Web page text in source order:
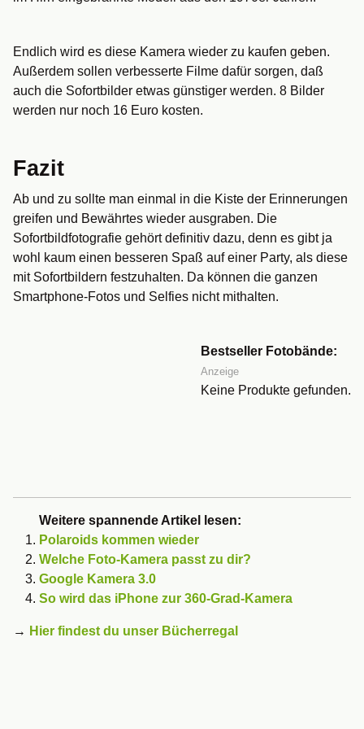
Endlich wird es diese Kamera wieder zu kaufen geben.
Außerdem sollen verbesserte Filme dafür sorgen, daß
auch die Sofortbilder etwas günstiger werden. 8 Bilder
werden nur noch 16 Euro kosten.
Fazit
Ab und zu sollte man einmal in die Kiste der Erinnerungen
greifen und Bewährtes wieder ausgraben. Die
Sofortbildfotografie gehört definitiv dazu, denn es gibt ja
wohl kaum einen besseren Spaß auf einer Party, als diese
mit Sofortbildern festzuhalten. Da können die ganzen
Smartphone-Fotos und Selfies nicht mithalten.
Bestseller Fotobände:
Anzeige
Keine Produkte gefunden.
Weitere spannende Artikel lesen:
Polaroids kommen wieder
Welche Foto-Kamera passt zu dir?
Google Kamera 3.0
So wird das iPhone zur 360-Grad-Kamera
→ Hier findest du unser Bücherregal